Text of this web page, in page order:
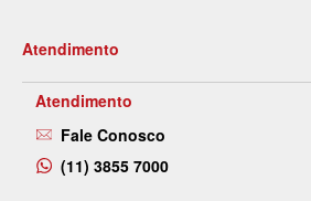
Atendimento
Atendimento
Fale Conosco
(11) 3855 7000